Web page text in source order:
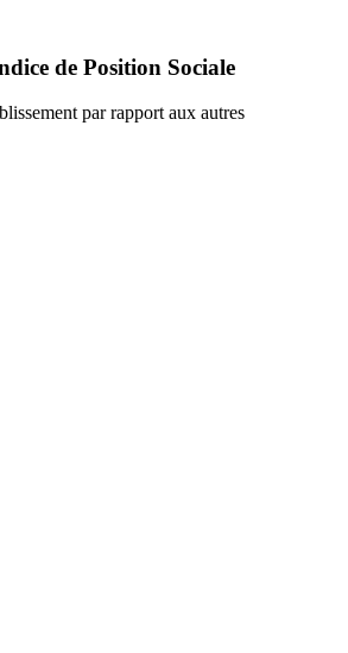
de Position Sociale
par rapport aux autres